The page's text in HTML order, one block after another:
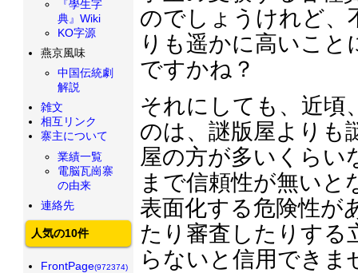
のでしょうけれど、
りも遥かに高いこ
ですかね？
それにしても、近頃
のは、謎版屋よりも
屋の方が多いくらい
まで信頼性が無いと
表面化する危険性が
たり審査したりする
らないと信用できま
『學生字
典』Wiki
KO字源
燕京風味
中国伝統劇
解説
雑文
相互リンク
寨主について
業績一覧
電脳瓦崗寨
の由来
連絡先
人気の10件
FrontPage(972374)